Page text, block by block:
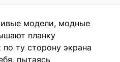
модели, модные
планку
по ту сторону экрана
пытаясь